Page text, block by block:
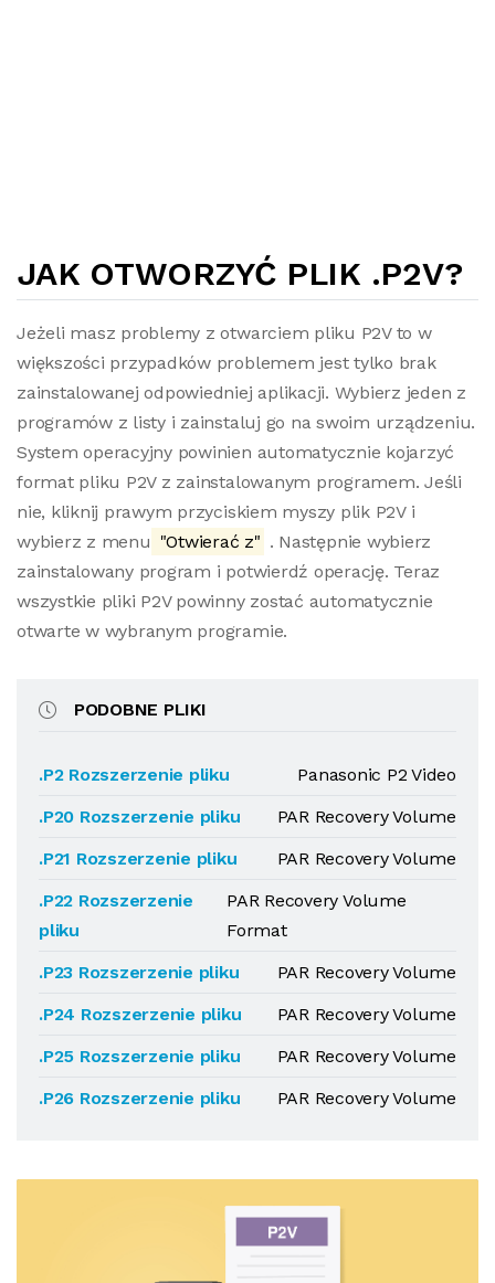
JAK OTWORZYĆ PLIK .P2V?
Jeżeli masz problemy z otwarciem pliku P2V to w
większości przypadków problemem jest tylko brak
zainstalowanej odpowiedniej aplikacji. Wybierz jeden z
programów z listy i zainstaluj go na swoim urządzeniu.
System operacyjny powinien automatycznie kojarzyć
format pliku P2V z zainstalowanym programem. Jeśli
nie, kliknij prawym przyciskiem myszy plik P2V i
wybierz z menu "Otwierać z" . Następnie wybierz
zainstalowany program i potwierdź operację. Teraz
wszystkie pliki P2V powinny zostać automatycznie
otwarte w wybranym programie.
PODOBNE PLIKI
.P2 Rozszerzenie pliku
Panasonic P2 Video
.P20 Rozszerzenie pliku
PAR Recovery Volume
.P21 Rozszerzenie pliku
PAR Recovery Volume
.P22 Rozszerzenie
pliku
PAR Recovery Volume
Format
.P23 Rozszerzenie pliku
PAR Recovery Volume
.P24 Rozszerzenie pliku
PAR Recovery Volume
.P25 Rozszerzenie pliku
PAR Recovery Volume
.P26 Rozszerzenie pliku
PAR Recovery Volume